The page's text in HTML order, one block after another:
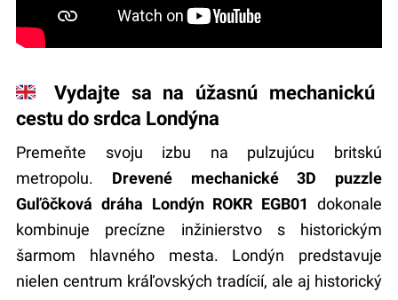
🇬🇧 Vydajte sa na úžasnú mechanickú
cestu do srdca Londýna
Premeňte svoju izbu na pulzujúcu britskú
metropolu. Drevené mechanické 3D puzzle
Guľôčková dráha Londýn ROKR EGB01
dokonale
kombinuje precízne inžinierstvo s historickým
šarmom hlavného mesta. Londýn predstavuje
nielen centrum kráľovských tradícií, ale aj historický